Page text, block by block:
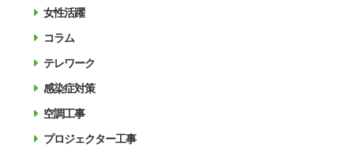
女性活躍
コラム
テレワーク
感染症対策
空調工事
プロジェクター工事